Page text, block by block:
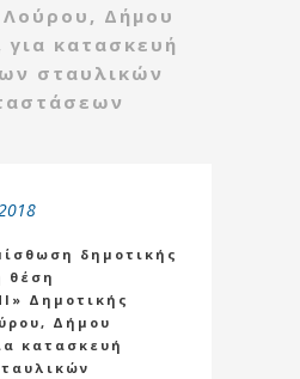
Λούρου, Δήμου
για κατασκευή
σταυλικών
δημοτικής
θέση
Δημοτικής
Δήμου
κατασκευή